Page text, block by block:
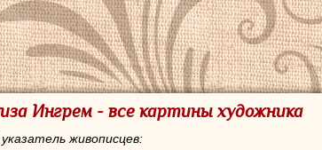
Ингрем - все картины художника
живописцев: